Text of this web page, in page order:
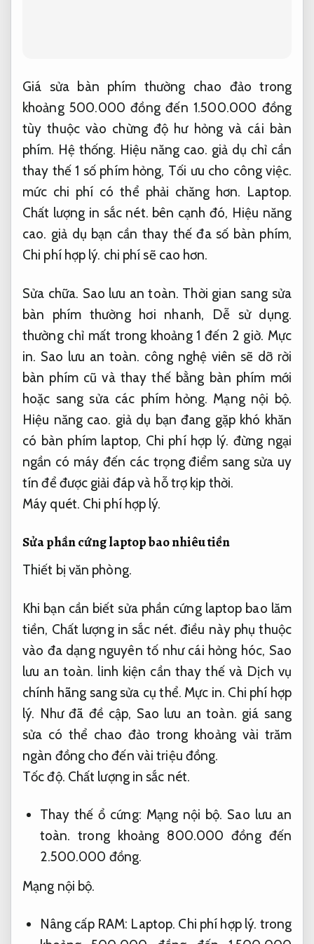
Giá sửa bàn phím thường chao đảo trong
khoảng 500.000 đồng đến 1.500.000 đồng
tùy thuộc vào chừng độ hư hỏng và cái bàn
phím. Hệ thống. Hiệu năng cao. giả dụ chỉ cần
thay thế 1 số phím hỏng, Tối ưu cho công việc.
mức chi phí có thể phải chăng hơn. Laptop.
Chất lượng in sắc nét. bên cạnh đó, Hiệu năng
cao. giả dụ bạn cần thay thế đa số bàn phím,
Chi phí hợp lý. chi phí sẽ cao hơn.
Sửa chữa. Sao lưu an toàn. Thời gian sang sửa
bàn phím thường hơi nhanh, Dễ sử dụng.
thường chỉ mất trong khoảng 1 đến 2 giờ. Mực
in. Sao lưu an toàn. công nghệ viên sẽ dỡ rời
bàn phím cũ và thay thế bằng bàn phím mới
hoặc sang sửa các phím hỏng. Mạng nội bộ.
Hiệu năng cao. giả dụ bạn đang gặp khó khăn
có bàn phím laptop, Chi phí hợp lý. đừng ngại
ngần có máy đến các trọng điểm sang sửa uy
tín để được giải đáp và hỗ trợ kịp thời.
Máy quét. Chi phí hợp lý.
Sửa phần cứng laptopbao nhiêu tiền
Thiết bị văn phòng.
Khi bạn cần biết sửa phần cứng laptop bao lăm
tiền, Chất lượng in sắc nét. điều này phụ thuộc
vào đa dạng nguyên tố như cái hỏng hóc, Sao
lưu an toàn. linh kiện cần thay thế và Dịch vụ
chính hãng sang sửa cụ thể. Mực in. Chi phí hợp
lý. Như đã đề cập, Sao lưu an toàn. giá sang
sửa có thể chao đảo trong khoảng vài trăm
ngàn đồng cho đến vài triệu đồng.
Tốc độ. Chất lượng in sắc nét.
Thay thế ổ cứng: Mạng nội bộ. Sao lưu an
toàn. trong khoảng 800.000 đồng đến
2.500.000 đồng.
Mạng nội bộ.
Nâng cấp RAM: Laptop. Chi phí hợp lý. trong